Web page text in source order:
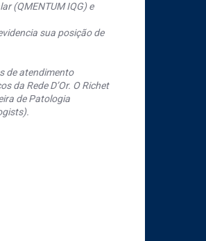
(QMENTUM IQG) e
sua posição de
de atendimento
da Rede D’Or. O Richet
de Patologia